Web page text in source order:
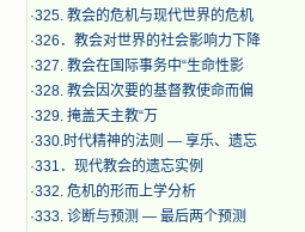
·325. 教会的危机与现代世界的危机
·326．教会对世界的社会影响力下降
·327. 教会在国际事务中“生命性影
·328. 教会因次要的基督教使命而偏
·329. 掩盖天主教“万
·330.时代精神的法则 — 享乐、遗忘
·331．现代教会的遗忘实例
·332. 危机的形而上学分析
·333. 诊断与预测 — 最后两个预测